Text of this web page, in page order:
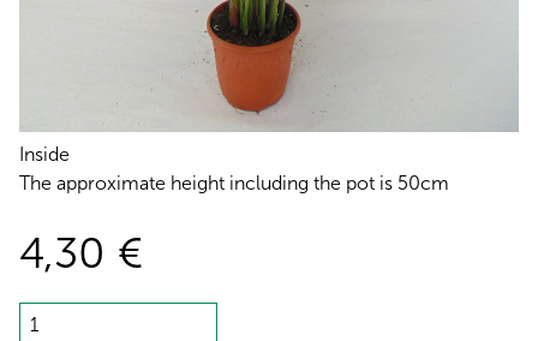
Inside
The approximate height including the pot is 50cm
4,30 €